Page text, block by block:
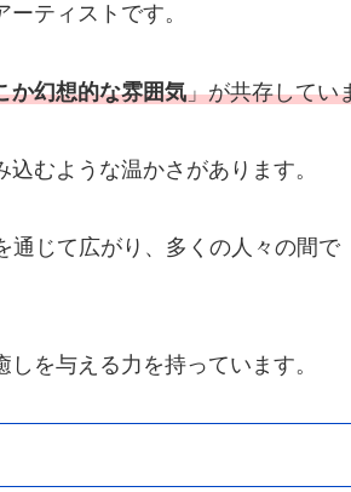
ティストです。
か幻想的な雰囲気」が共存してい
むような温かさがあります。
じて広がり、多くの人々の間で
を与える力を持っています。